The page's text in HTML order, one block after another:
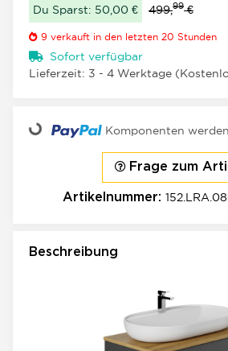
Du Sparst: 50,00 € 499,99€
9 verkauft in den letzten 20 Stunden
Sofort verfügbar
Lieferzeit: 3 - 4 Werktage
Komponenten werden
Frage zum
Artikelnummer:
Beschreibung